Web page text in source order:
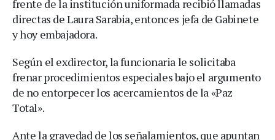
frente de la institución uniformada recibió llamadas
directas de Laura Sarabia, entonces jefa de Gabinete
y hoy embajadora.
Según el exdirector, la funcionaria le solicitaba
frenar procedimientos especiales bajo el argumento
de no entorpecer los acercamientos de la «Paz
Total».
Ante la gravedad de los señalamientos, que apuntan